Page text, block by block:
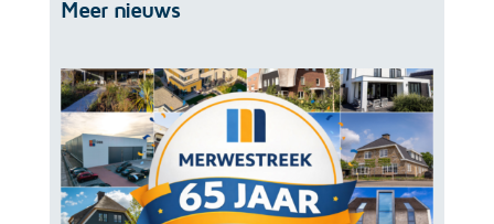
Meer nieuws